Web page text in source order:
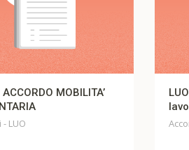
LUO – verbale di accordo